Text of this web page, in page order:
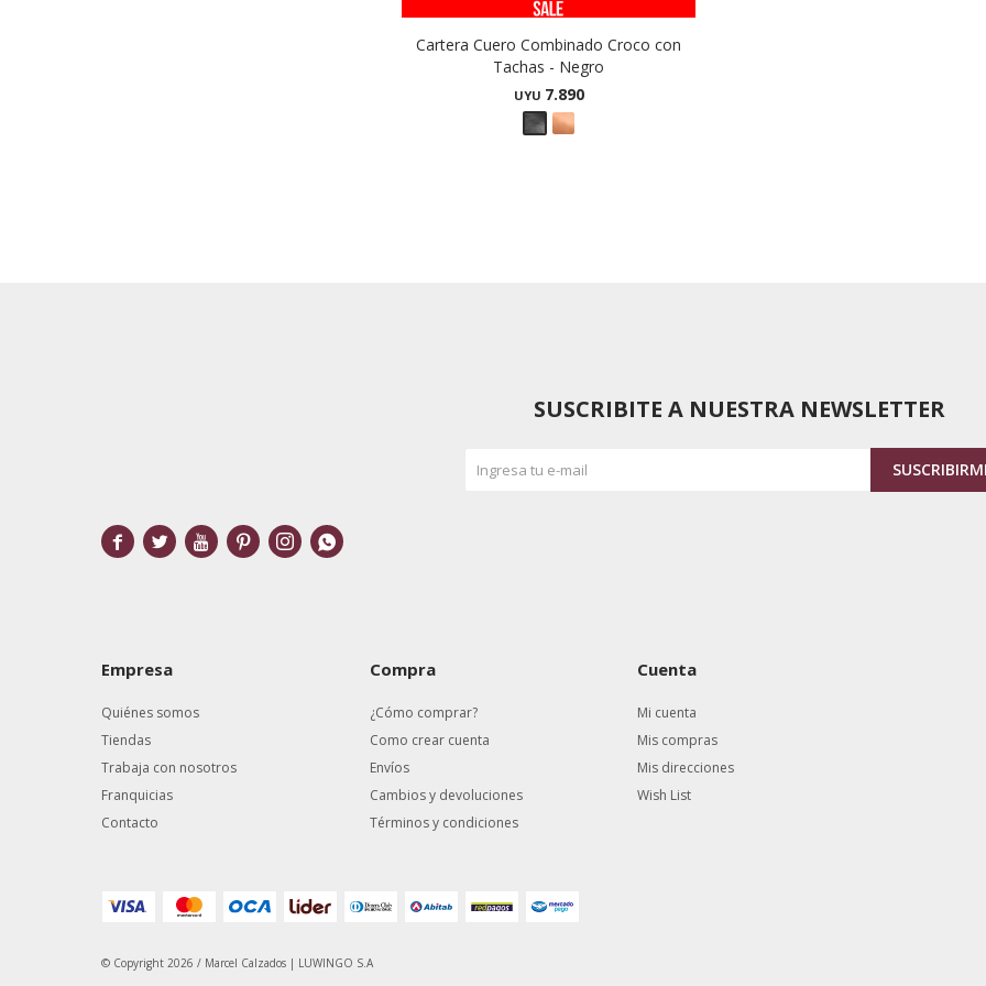
Cartera Cuero Combinado Croco con
Tachas - Negro
UYU 7.890
Empresa
Quiénes somos
Tiendas
Trabaja con nosotros
Franquicias
Contacto
Compra
¿Cómo comprar?
Como crear cuenta
Envíos
Cambios y devoluciones
Términos y condiciones
Cuenta
Mi cuenta
Mis compras
Mis direcciones
Wish List
SUSCRIBITE A NUESTRA NEWSLETTER
     
© Copyright 2026 / Marcel Calzados | LUWINGO S.A